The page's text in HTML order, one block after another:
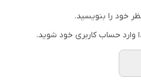
خود را بنویسید.
وارد حساب کاربری خود شوید.